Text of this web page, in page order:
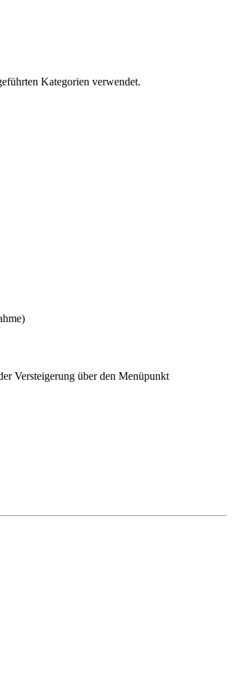
Kategorien verwendet.
Versteigerung über den Menüpunkt